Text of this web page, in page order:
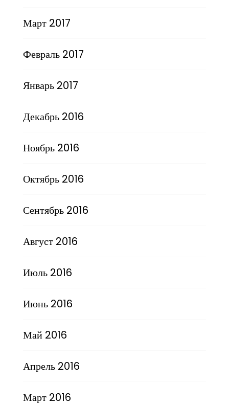
Март 2017
Февраль 2017
Январь 2017
Декабрь 2016
Ноябрь 2016
Октябрь 2016
Сентябрь 2016
Август 2016
Июль 2016
Июнь 2016
Май 2016
Апрель 2016
Март 2016